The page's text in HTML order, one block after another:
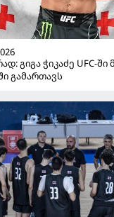
გიგა ჭიკაძე UFC-
გამართავს